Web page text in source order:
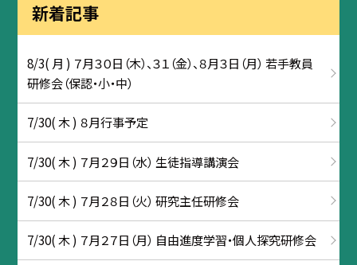
新着記事
8/3( 月 ) ７月３０日（木）、３１（金）、８月３日（月） 若手教員
研修会（保認・小・中）
7/30( 木 ) ８月行事予定
7/30( 木 ) ７月２９日（水） 生徒指導講演会
7/30( 木 ) ７月２８日（火） 研究主任研修会
7/30( 木 ) ７月２７日（月） 自由進度学習・個人探究研修会